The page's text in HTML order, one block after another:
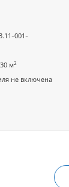
001-
м2
не включена